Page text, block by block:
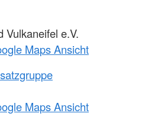
Vulkaneifel e.V.
Maps Ansicht
Maps Ansicht